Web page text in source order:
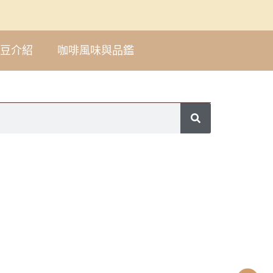
介紹 咖啡風味與品鑑